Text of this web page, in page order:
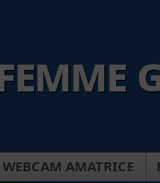
WEBCAM AMATRICE